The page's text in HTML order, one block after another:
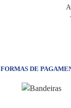
FORMAS DE